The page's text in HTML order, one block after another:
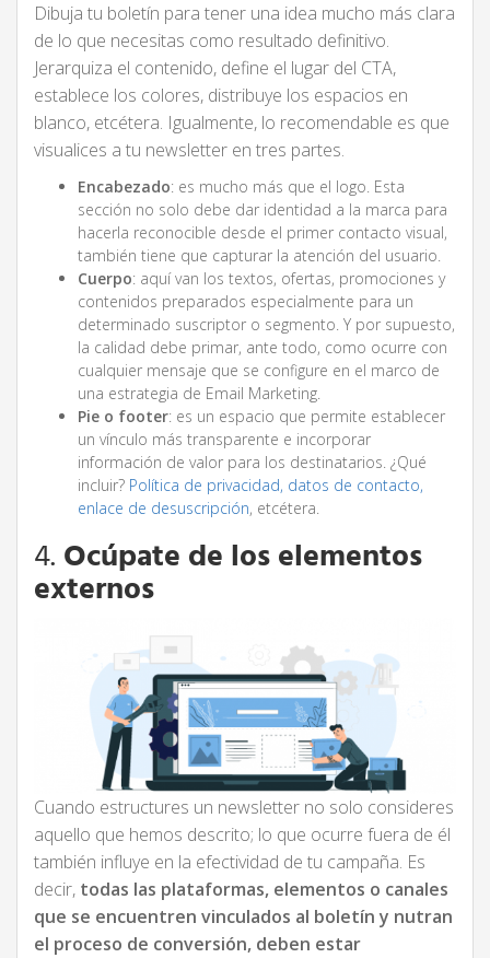
Dibuja tu boletín para tener una idea mucho más clara
de lo que necesitas como resultado definitivo.
Jerarquiza el contenido, define el lugar del CTA,
establece los colores, distribuye los espacios en
blanco, etcétera. Igualmente, lo recomendable es que
visualices a tu newsletter en tres partes.
Encabezado: es mucho más que el logo. Esta
sección no solo debe dar identidad a la marca para
hacerla reconocible desde el primer contacto visual,
también tiene que capturar la atención del usuario.
Cuerpo: aquí van los textos, ofertas, promociones y
contenidos preparados especialmente para un
determinado suscriptor o segmento. Y por supuesto,
la calidad debe primar, ante todo, como ocurre con
cualquier mensaje que se configure en el marco de
una estrategia de Email Marketing.
Pie o footer: es un espacio que permite establecer
un vínculo más transparente e incorporar
información de valor para los destinatarios. ¿Qué
incluir? Política de privacidad, datos de contacto,
enlace de desuscripción, etcétera.
4. Ocúpate de los elementos
externos
Cuando estructures un newsletter no solo consideres
aquello que hemos descrito; lo que ocurre fuera de él
también influye en la efectividad de tu campaña. Es
decir, todas las plataformas, elementos o canales
que se encuentren vinculados al boletín y nutran
el proceso de conversión, deben estar